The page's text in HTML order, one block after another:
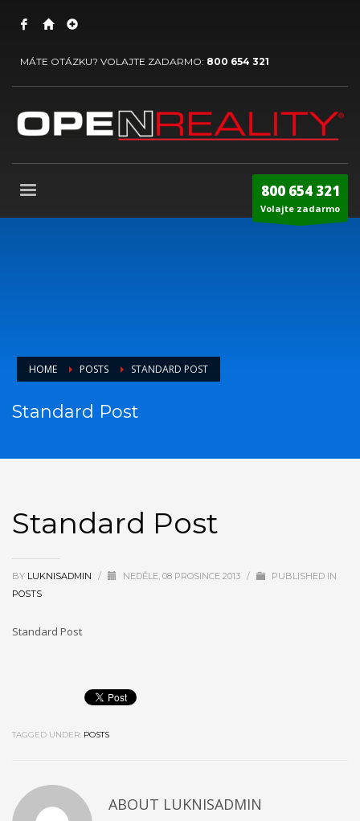
MÁTE OTÁZKU? VOLAJTE ZADARMO: 800 654 321
800 654 321
Volajte zadarmo
HOME POSTS STANDARD POST
Standard Post
Standard Post
BY LUKNISADMIN / NEDĚLE, 08 PROSINCE 2013 /
PUBLISHED IN
POSTS
Standard Post
TAGGED UNDER: POSTS
ABOUT LUKNISADMIN